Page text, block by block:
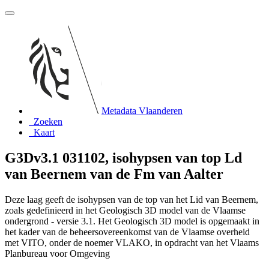
Metadata Vlaanderen
Zoeken
Kaart
G3Dv3.1 031102, isohypsen van top Ld
van Beernem van de Fm van Aalter
Deze laag geeft de isohypsen van de top van het Lid van Beernem,
zoals gedefinieerd in het Geologisch 3D model van de Vlaamse
ondergrond - versie 3.1. Het Geologisch 3D model is opgemaakt in
het kader van de beheersovereenkomst van de Vlaamse overheid
met VITO, onder de noemer VLAKO, in opdracht van het Vlaams
Planbureau voor Omgeving